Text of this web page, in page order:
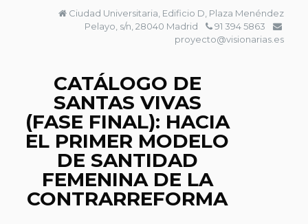
Ciudad Universitaria, Edificio D, Plaza Menéndez
Pelayo, s/n, 28040 Madrid
91 394 5863
proyecto@visionarias.es
CATÁLOGO DE
SANTAS VIVAS
(FASE FINAL): HACIA
EL PRIMER MODELO
DE SANTIDAD
FEMENINA DE LA
CONTRARREFORMA